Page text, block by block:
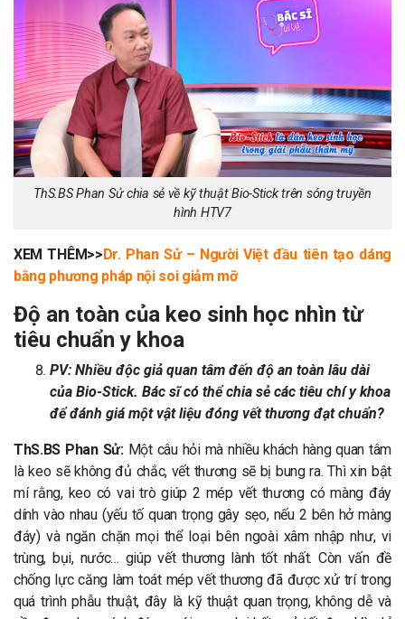
ThS.BS Phan Sử chia sẻ về kỹ thuật Bio-Stick trên sóng truyền
hình HTV7
XEM THÊM>> Dr. Phan Sử – Người Việt đầu tiên tạo dáng
bằng phương pháp nội soi giảm mỡ
Độ an toàn của keo sinh học nhìn từ
tiêu chuẩn y khoa
PV: Nhiều độc giả quan tâm đến độ an toàn lâu dài
của Bio-Stick. Bác sĩ có thể chia sẻ các tiêu chí y khoa
để đánh giá một vật liệu đóng vết thương đạt chuẩn?
ThS.BS Phan Sử:Một câu hỏi mà nhiều khách hàng quan tâm
là keo sẽ không đủ chắc, vết thương sẽ bị bung ra. Thì xin bật
mí rằng, keo có vai trò giúp 2 mép vết thương có màng đáy
dính vào nhau (yếu tố quan trọng gây sẹo, nếu 2 bên hở màng
đáy) và ngăn chặn mọi thể loại bên ngoài xâm nhập như, vi
trùng, bụi, nước… giúp vết thương lành tốt nhất. Còn vấn đề
chống lực căng làm toát mép vết thương đã được xử trí trong
quá trình phẫu thuật, đây là kỹ thuật quan trọng, không dễ và